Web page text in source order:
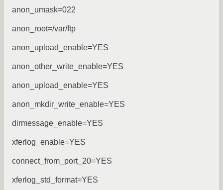
anon_umask=022
anon_root=/var/ftp
anon_upload_enable=YES
anon_other_write_enable=YES
anon_upload_enable=YES
anon_mkdir_write_enable=YES
dirmessage_enable=YES
xferlog_enable=YES
connect_from_port_20=YES
xferlog_std_format=YES